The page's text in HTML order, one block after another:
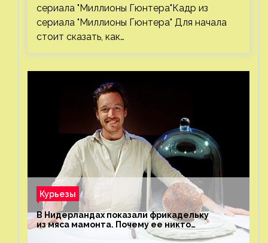
сериала "Миллионы Гюнтера"Кадр из
сериала "Миллионы Гюнтера" Для начала
стоит сказать, как…
Курьезы
В Нидерландах показали фрикадельку
из мяса мамонта. Почему ее никто